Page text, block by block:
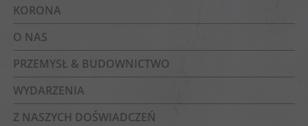
KORONA
O NAS
PRZEMYSŁ & BUDOWNICTWO
WYDARZENIA
Z NASZYCH DOŚWIADCZEŃ